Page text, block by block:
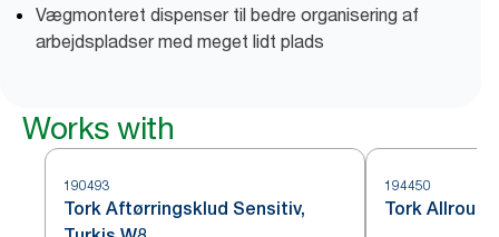
Vægmonteret dispenser til bedre organisering af
arbejdspladser med meget lidt plads
Works with
190493
Tork Aftørringsklud Sensitiv,
194450
Tork